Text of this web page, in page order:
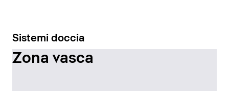
Sistemi doccia
Zona vasca